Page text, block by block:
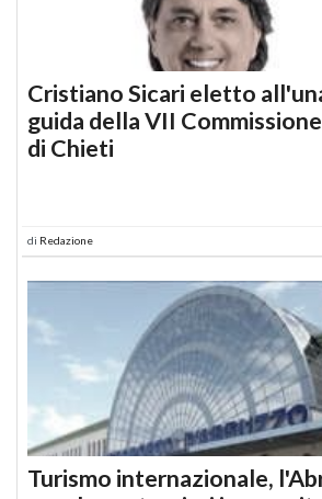
Cristiano Sicari eletto
guida della VII
di Chieti
di Redazione
Turismo internazionale,